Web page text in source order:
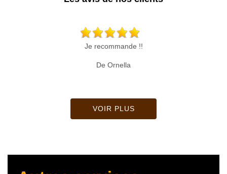
Je recommande !!
De Ornella
VOIR PLUS